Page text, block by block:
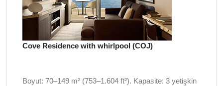
Cove Residence with whirlpool (COJ)
Boyut: 70–149 m² (753–1.604 ft²). Kapasite: 3 yetişkin